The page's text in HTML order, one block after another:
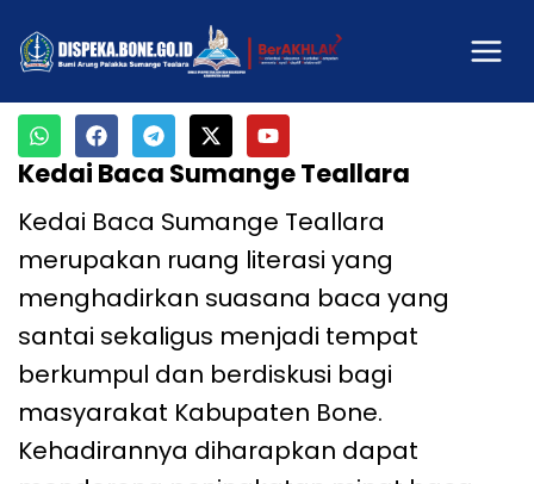
Kedai Baca Sumange Teallara
Kedai Baca Sumange Teallara
merupakan ruang literasi yang
menghadirkan suasana baca yang
santai sekaligus menjadi tempat
berkumpul dan berdiskusi bagi
masyarakat Kabupaten Bone.
Kehadirannya diharapkan dapat